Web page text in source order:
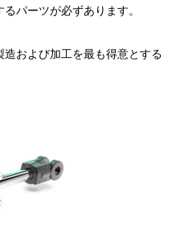
パーツが必ずあります。
および加工を最も得意とする